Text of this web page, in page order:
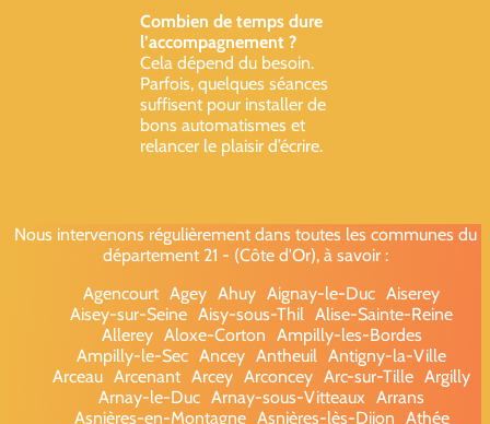
Combien de temps dure
l’accompagnement ?
Cela dépend du besoin.
Parfois, quelques séances
suffisent pour installer de
bons automatismes et
relancer le plaisir d’écrire.
Nous intervenons régulièrement dans toutes les communes du
département 21 - (Côte d'Or), à savoir :
Agencourt Agey Ahuy Aignay-le-Duc Aiserey
Aisey-sur-Seine Aisy-sous-Thil Alise-Sainte-Reine
Allerey Aloxe-Corton Ampilly-les-Bordes
Ampilly-le-Sec Ancey Antheuil Antigny-la-Ville
Arceau Arcenant Arcey Arconcey Arc-sur-Tille Argilly
Arnay-le-Duc Arnay-sous-Vitteaux Arrans
Asnières-en-Montagne Asnières-lès-Dijon Athée